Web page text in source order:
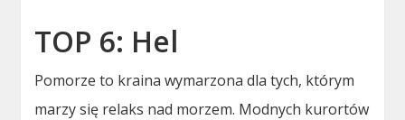
TOP 6: Hel
Pomorze to kraina wymarzona dla tych, którym
marzy się relaks nad morzem. Modnych kurortów